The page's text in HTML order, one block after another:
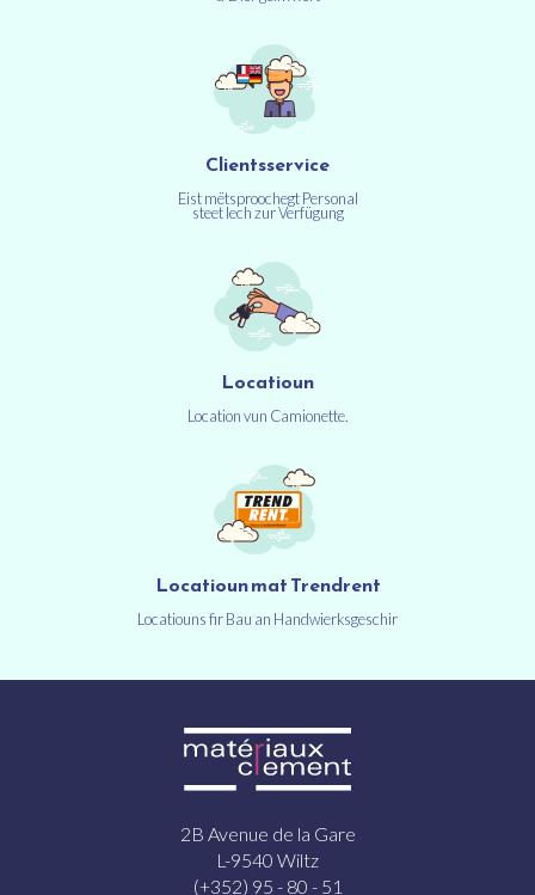
Clientsservice
Eist mëtsproochegt Personal
steet Iech zur Verfügung
Locatioun
Location vun Camionette.
Locatioun mat Trendrent
Locatiouns fir Bau an Handwierksgeschir
2B Avenue de la Gare
L-9540 Wiltz
(+352) 95 - 80 - 51